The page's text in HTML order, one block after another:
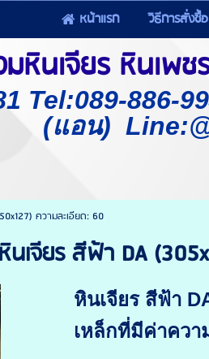
หน้าแรก วิธีการสั่งซื้อ
หินเจียร หินเพ
Tel:089-886-
(แอน)
ความละเอียด: 60
หินเจียร สีฟ้า DA
หินเจียร สีฟ้า
เหล็กที่มีค่าคว